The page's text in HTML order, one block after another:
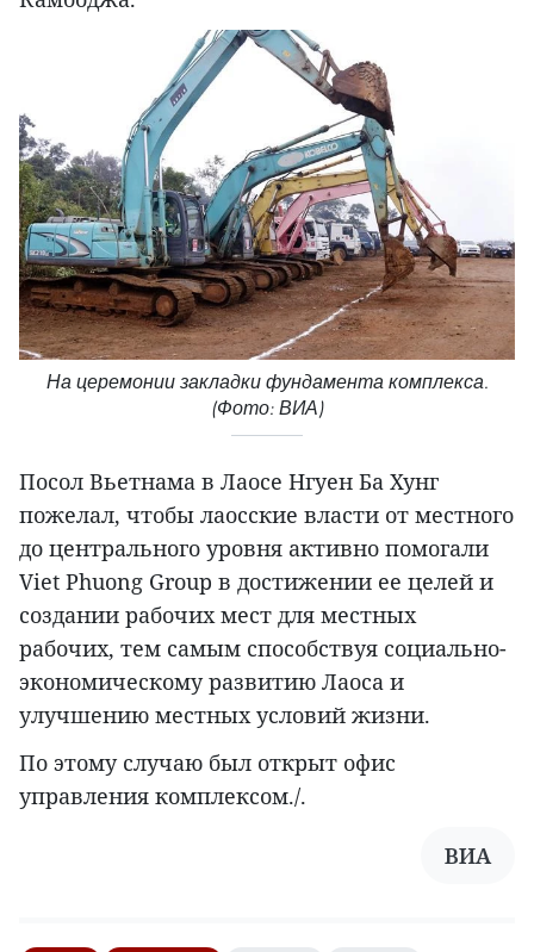
На церемонии закладки фундамента комплекса.
(Фото: ВИА)
Посол Вьетнама в Лаосе Нгуен Ба Хунг
пожелал, чтобы лаосские власти от местного
до центрального уровня активно помогали
Viet Phuong Group в достижении ее целей и
создании рабочих мест для местных
рабочих, тем самым способствуя социально-
экономическому развитию Лаоса и
улучшению местных условий жизни.
По этому случаю был открыт офис
управления комплексом./.
ВИА